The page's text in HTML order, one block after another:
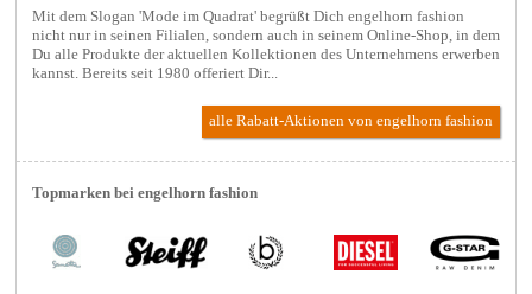
Mit dem Slogan 'Mode im Quadrat' begrüßt Dich engelhorn fashion
nicht nur in seinen Filialen, sondern auch in seinem Online-Shop, in dem
Du alle Produkte der aktuellen Kollektionen des Unternehmens erwerben
kannst. Bereits seit 1980 offeriert Dir...
alle Rabatt-Aktionenvon engelhorn fashion
Topmarken bei engelhorn fashion